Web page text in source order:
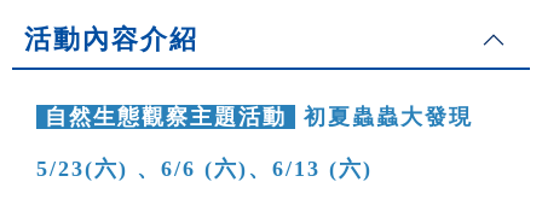
活動內容介紹
自然生態觀察主題活動 初夏蟲蟲大發現
5/23(六) 、6/6 (六)、6/13 (六)